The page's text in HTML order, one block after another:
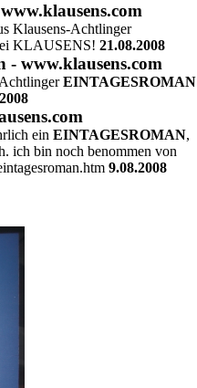
Klausens-Achtlinger
KLAUSENS! 21.08.2008
- www.klausens.com
EINTAGESROMAN
ein EINTAGESROMAN,
ich bin noch benommen von
9.08.2008